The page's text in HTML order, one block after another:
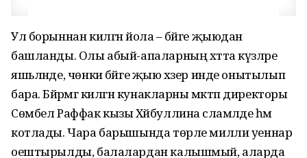
Ул борыннан килгән йола – бәйге җыюдан
башланды. Олы абый-апаларның хәтта күзләре
яшьләнде, чөнки бәйге җыю хәзер инде онытылып
бара. Бәйрәмгә килгән кунакларны мәктәп директоры
Сөмбел Раффак кызы Хәйбуллина сәламләде һәм
котлады. Чара барышында төрле милли уеннар
оештырылды, балалардан калышмый, аларда